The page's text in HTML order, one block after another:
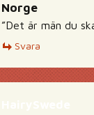
Norge
”Det är män du
Svara